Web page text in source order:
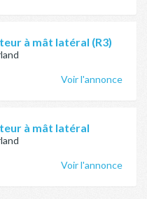
à mât latéral (R3)
Voir l'annonce
à mât latéral
Voir l'annonce